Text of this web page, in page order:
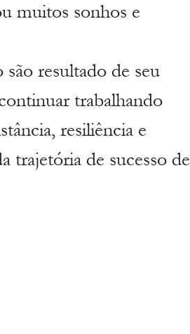
muitos sonhos e
resultado de seu
trabalhando
resiliência e
trajetória de sucesso de